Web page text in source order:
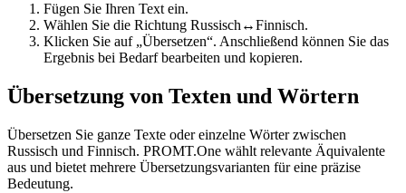
Fügen Sie Ihren Text ein.
Wählen Sie die Richtung Russisch↔Finnisch.
Klicken Sie auf „Übersetzen“. Anschließend können Sie das
Ergebnis bei Bedarf bearbeiten und kopieren.
Übersetzung von Texten und Wörtern
Übersetzen Sie ganze Texte oder einzelne Wörter zwischen
Russisch und Finnisch. PROMT.One wählt relevante Äquivalente
aus und bietet mehrere Übersetzungsvarianten für eine präzise
Bedeutung.